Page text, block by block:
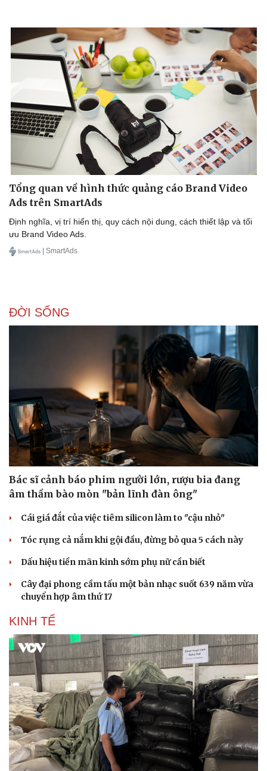
Doanh nghiệp
Thông tin doanh nghiệp
Doanh nghiệp 24h
Vì cộng đồng
Công nghệ
Sành điệu
Tin Công nghệ
Trải nghiệm
Chuyển đổi số
Tổng quan về hình thức quảng cáo Brand Video
Ads trên SmartAds
Định nghĩa, vị trí hiển thị, quy cách nội dung, cách thiết lập và tối
ưu Brand Video Ads.
| SmartAds
ĐỜI SỐNG
Bác sĩ cảnh báo phim người lớn, rượu bia đang
âm thầm bào mòn "bản lĩnh đàn ông"
Cái giá đắt của việc tiêm silicon làm to "cậu nhỏ"
Tóc rụng cả nắm khi gội đầu, đừng bỏ qua 5 cách này
Dấu hiệu tiền mãn kinh sớm phụ nữ cần biết
Cây đại phong cầm tấu một bản nhạc suốt 639 năm vừa
chuyển hợp âm thứ 17
KINH TẾ